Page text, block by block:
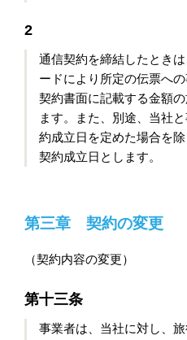
2
通信契約を締結したとき
ードにより所定の伝票へ
契約書面に記載する金額
ます。また、別途、当社
約成立日を定めた場合を
契約成立日とします。
第三章 契約の変更
（契約内容の変更）
第十三条
事業者は、当社に対し、